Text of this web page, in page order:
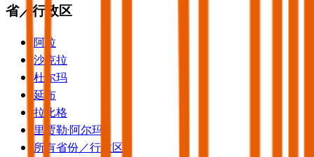
省／行政区
阿拉
沙克拉
杜尔玛
延布
拉比格
里贾勒·阿尔玛
所有省份／行政区